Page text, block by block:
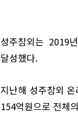
성주참외는 2019
달성했다.
지난해 성주참외
154억원으로 전체